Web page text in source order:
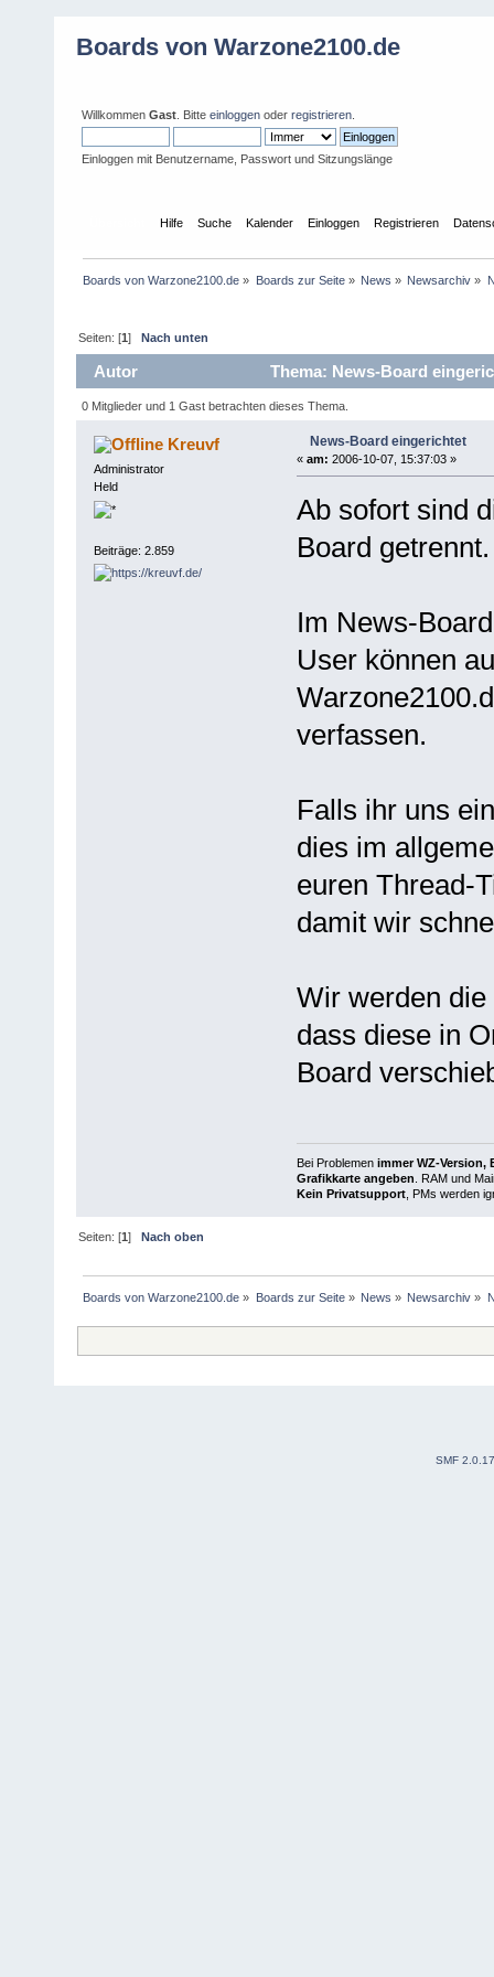
Boards von Warzone2100.de
Willkommen Gast . Bitte einloggen oder registrieren
Einloggen mit Benutzername, Passwort und Sitzungslänge
Hilfe Suche Kalender Einloggen Registrieren
Boards von Warzone2100.de » Boards zur Seite» News » Newsarchiv »
Seiten: [1]Nach unten
Autor Thema: News-Board
0 Mitglieder und 1 Gast betrachten dieses Thema.
Kreuvf
Administrator
Held
Beiträge: 2.859
News-Board eingerichtet
« am: 2006-10-07, 15:37:03 »
Ab sofort sind
Board getrennt.
Im News-
User können
verfassen.
Falls ihr uns
dies im
euren Thread-
damit wir
Wir werden
dass diese in
Board
Bei Problemen immer WZ-Version,
Grafikkarte angeben . RAM und
Kein Privatsupport, PMs werden
Seiten: [1] Nach oben
Boards von Warzone2100.de » Boards zur Seite» News » Newsarchiv »
SMF 2.0.17